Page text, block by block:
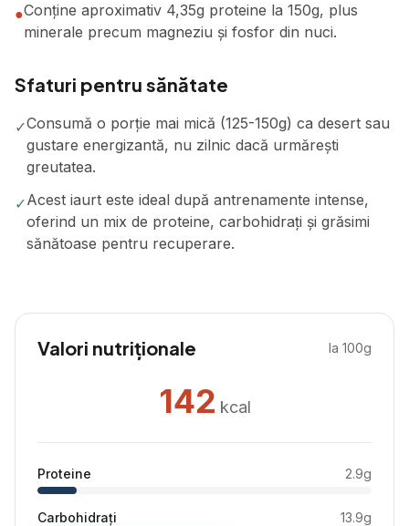
●Conține aproximativ 4,35g proteine la 150g, plus
minerale precum magneziu și fosfor din nuci.
Sfaturi pentru sănătate
✓Consumă o porție mai mică (125-150g) ca desert sau
gustare energizantă, nu zilnic dacă urmărești
greutatea.
✓Acest iaurt este ideal după antrenamente intense,
oferind un mix de proteine, carbohidrați și grăsimi
sănătoase pentru recuperare.
Valori nutriționale la 100g
142 kcal
Proteine 2.9g
Carbohidrați 13.9g